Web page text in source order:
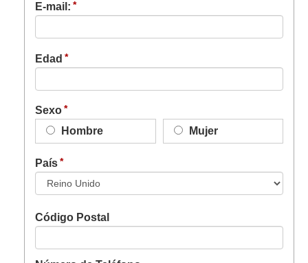
E-mail:
Edad
Sexo
Hombre
Mujer
País
Código Postal